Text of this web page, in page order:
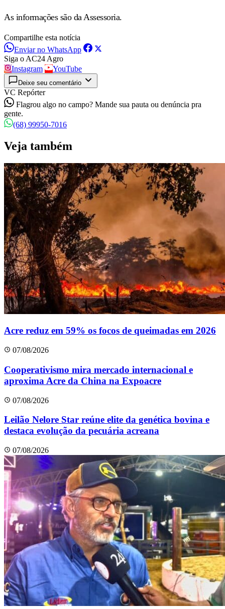
As informações são da Assessoria.
Compartilhe esta notícia
Enviar no WhatsApp
Siga o AC24 Agro
Instagram
YouTube
Deixe seu comentário
VC Repórter
Flagrou algo no campo? Mande sua pauta ou denúncia pra
gente.
(68) 99950-7016
Veja também
Acre reduz em 59% os focos de queimadas em 2026
07/08/2026
Cooperativismo mira mercado internacional e
aproxima Acre da China na Expoacre
07/08/2026
Leilão Nelore Star reúne elite da genética bovina e
destaca evolução da pecuária acreana
07/08/2026